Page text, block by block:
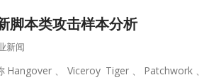
脚本类攻击样本分析
新闻
、Viceroy Tiger、Patchwork、